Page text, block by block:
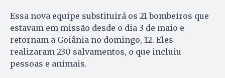
Essa nova equipe substituirá os 21 bombeiros que
estavam em missão desde o dia 3 de maio e
retornam a Goiânia no domingo, 12. Eles
realizaram 230 salvamentos, o que incluiu
pessoas e animais.